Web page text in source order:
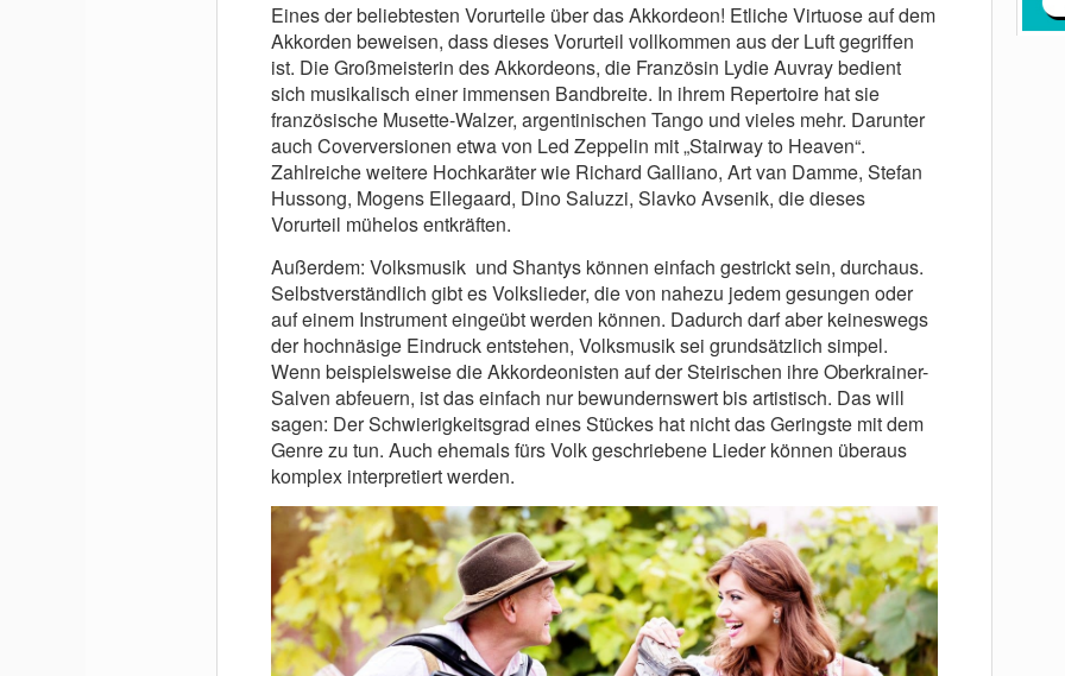
Eines der beliebtesten Vorurteile über das Akkordeon! Etliche Virtuose auf dem
Akkorden beweisen, dass dieses Vorurteil vollkommen aus der Luft gegriffen
ist. Die Großmeisterin des Akkordeons, die Französin Lydie Auvray bedient
sich musikalisch einer immensen Bandbreite. In ihrem Repertoire hat sie
französische Musette-Walzer, argentinischen Tango und vieles mehr. Darunter
auch Coverversionen etwa von Led Zeppelin mit „Stairway to Heaven“.
Zahlreiche weitere Hochkaräter wie Richard Galliano, Art van Damme, Stefan
Hussong, Mogens Ellegaard, Dino Saluzzi, Slavko Avsenik, die dieses
Vorurteil mühelos entkräften.
Außerdem: Volksmusik und Shantys können einfach gestrickt sein, durchaus.
Selbstverständlich gibt es Volkslieder, die von nahezu jedem gesungen oder
auf einem Instrument eingeübt werden können. Dadurch darf aber keineswegs
der hochnäsige Eindruck entstehen, Volksmusik sei grundsätzlich simpel.
Wenn beispielsweise die Akkordeonisten auf der Steirischen ihre Oberkrainer-
Salven abfeuern, ist das einfach nur bewundernswert bis artistisch. Das will
sagen: Der Schwierigkeitsgrad eines Stückes hat nicht das Geringste mit dem
Genre zu tun. Auch ehemals fürs Volk geschriebene Lieder können überaus
komplex interpretiert werden.